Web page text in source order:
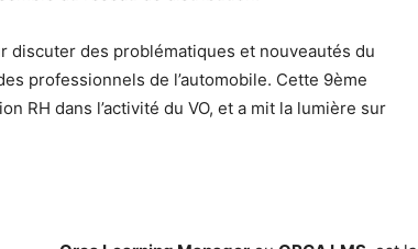
discuter des problématiques et nouveautés du
professionnels de l’automobile. Cette 9ème
RH dans l’activité du VO, et a mit la lumière sur